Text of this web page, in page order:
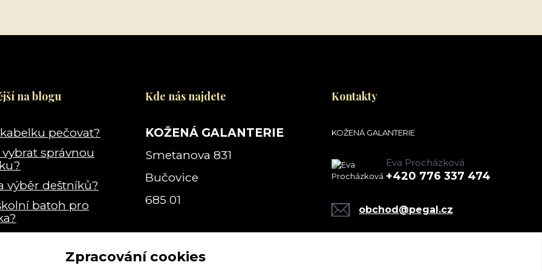
na blogu
pečovat?
vybrat správnou
výběr deštníků?
batoh pro
Kde nás najdete
KOŽENÁ GALANTERIE
Smetanova 831
Bučovice
685 01
Kontakty
KOŽENÁ GALANTERIE
Eva Procházková
+420 776 337 474
obchod@pegal.cz
Zpracování cookies